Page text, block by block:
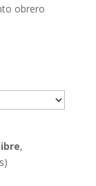
obrero
,